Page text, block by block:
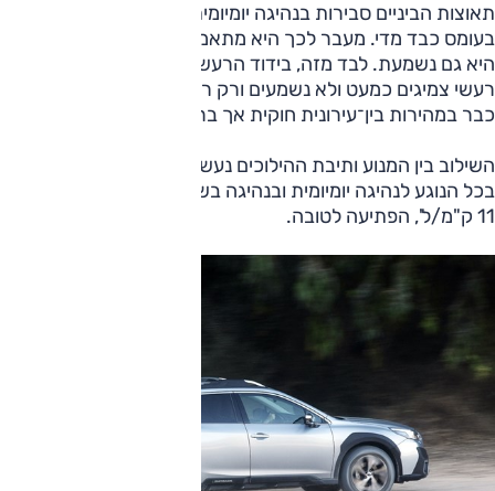
תאוצות הביניים סבירות בנהיגה יומיומית, גם בעקיפה שאינן
בעומס כבד מדי. מעבר לכך היא מתאמצת, וכשהיא מתאמצת
היא גם נשמעת. לבד מזה, בידוד הרעשים בהחלט טוב, כאשר
רעשי צמיגים כמעט ולא נשמעים ורק רחשי רוח חודרים אל התא,
כבר במהירות בין־עירונית חוקית אך ברמה סבירה.
השילוב בין המנוע ותיבת ההילוכים נעשה בצורה נעימה מאוד,
בכל הנוגע לנהיגה יומיומית ובנהיגה בשביל, צריכת הדלק במבחן,
11 ק"מ/ל', הפתיעה לטובה.